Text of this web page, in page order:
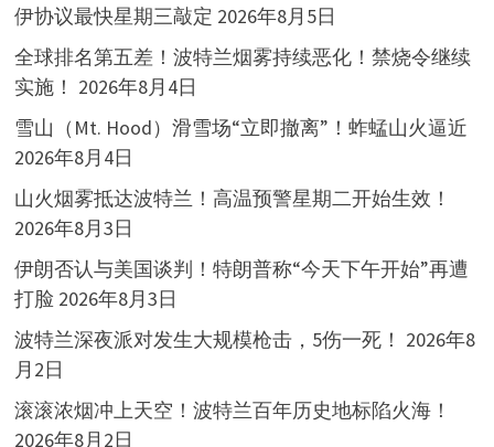
伊协议最快星期三敲定 2026年8月5日
全球排名第五差！波特兰烟雾持续恶化！禁烧令继续
实施！ 2026年8月4日
雪山（Mt. Hood）滑雪场“立即撤离”！蚱蜢山火逼近
2026年8月4日
山火烟雾抵达波特兰！高温预警星期二开始生效！
2026年8月3日
伊朗否认与美国谈判！特朗普称“今天下午开始”再遭
打脸 2026年8月3日
波特兰深夜派对发生大规模枪击，5伤一死！ 2026年8
月2日
滚滚浓烟冲上天空！波特兰百年历史地标陷火海！
2026年8月2日